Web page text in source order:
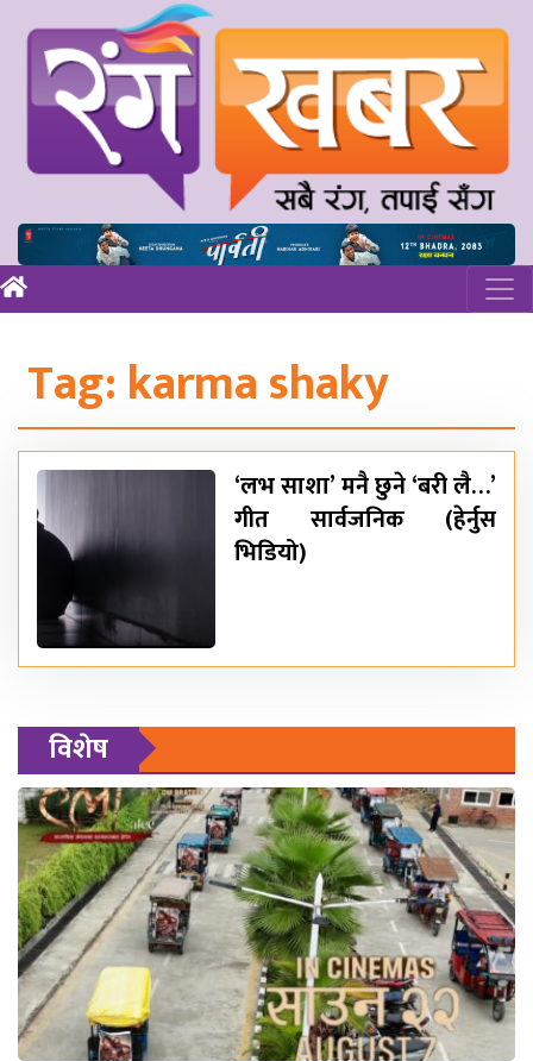
Tag:karma shaky
‘लभ साशा’ मनै छुने ‘बरी लै…’
गीत सार्वजनिक (हेर्नुस
भिडियो)
विशेष